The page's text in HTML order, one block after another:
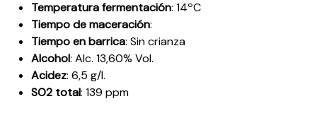
Temperatura fermentación: 14ºC
Tiempo de maceración:
Tiempo en barrica: Sin crianza
Alcohol: Alc. 13,60% Vol.
Acidez: 6,5 g/l.
SO2 total: 139 ppm